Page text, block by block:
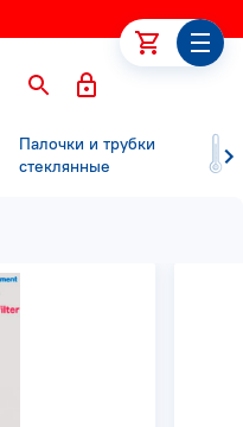
Палочки и трубки
стеклянные